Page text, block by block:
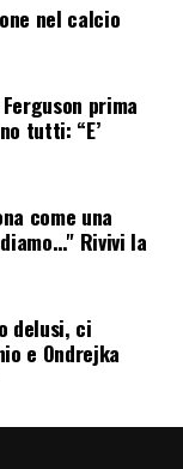
nel calcio
prima
tutti: “E’
come una
Rivivi la
delusi, ci
e Ondrejka